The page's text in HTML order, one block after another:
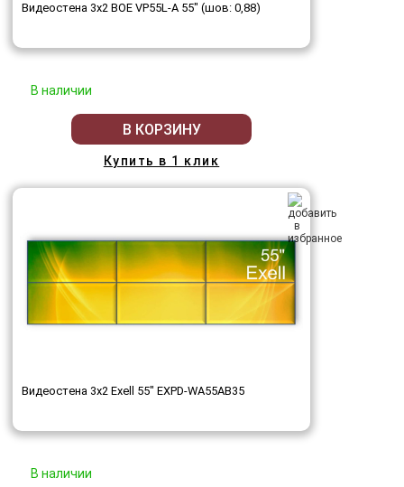
Видеостена 3x2 BOE VP55L-A 55" (шов: 0,88)
В наличии
В КОРЗИНУ
Купить в 1 клик
Видеостена 3x2 Exell 55" EXPD-WA55AB35
В наличии